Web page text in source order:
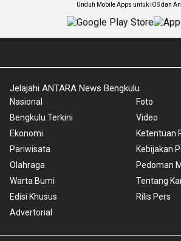
Unduh Mobile Apps untuk iOS dan
Jelajahi ANTARA News Bengkulu
Nasional
Bengkulu Terkini
Ekonomi
Pariwisata
Olahraga
Warta Bumi
Edisi Khusus
Advertorial
Foto
Video
Ketentuan
Kebijakan
Pedoman
Tentang
Rilis Pers